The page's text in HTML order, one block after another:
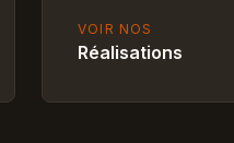
VOIR NOS
Réalisations